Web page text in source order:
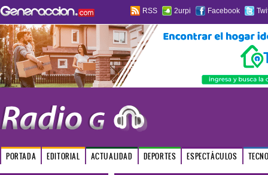
RSS 2urpi Facebook
PORTADA EDITORIAL ACTUALIDAD DEPORTES ESPECTÁCULOS